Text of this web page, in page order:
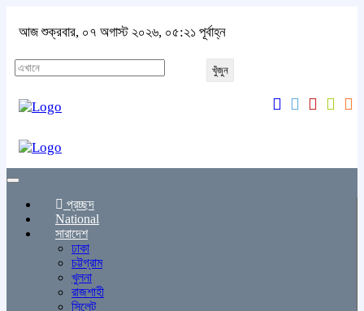
আজ শুক্রবার, ০৭ অগাস্ট ২০২৬, ০৫:২১ পূর্বাহ্ন
খুঁজুন
Toggle
navigation প্রচ্ছদ
National
সারাদেশ
ঢাকা
চট্টগ্রাম
খুলনা
রাজশাহী
সিলেট